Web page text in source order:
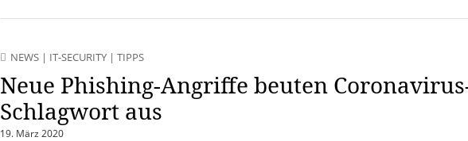
NEWS| IT-SECURITY| TIPPS
Neue Phishing-Angriffe beuten
Schlagwort aus
19. März 2020